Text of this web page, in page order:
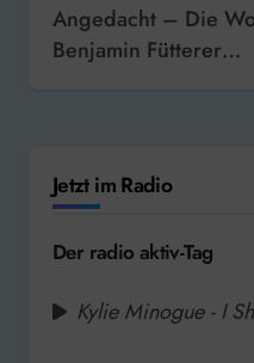
Angedacht – Die Worte zum Tage mit
Benjamin Fütterer…
Jetzt im Radio
Der radio aktiv-Tag
Kylie Minogue - I